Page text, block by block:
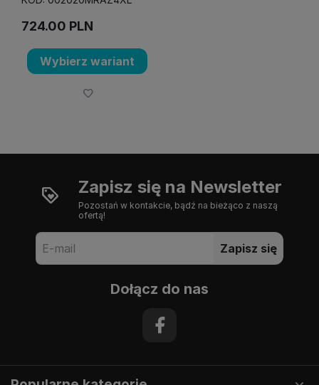
724.00 PLN
Wybierz wariant
Zapisz się na Newsletter
Pozostań w kontakcie, bądź na bieżąco z naszą
ofertą!
Zapisz się
Dołącz do nas